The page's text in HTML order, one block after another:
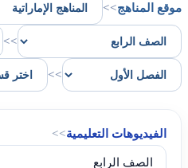
موقع المناهج>>
>>
>>
الفيديوهات التعليمية>>